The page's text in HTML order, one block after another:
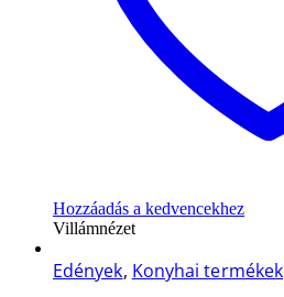
Hozzáadás a kedvencekhez
Villámnézet
Edények, Konyhai termékek